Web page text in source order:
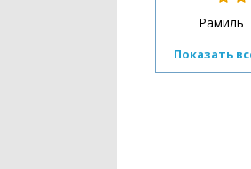
Рамиль
Показать